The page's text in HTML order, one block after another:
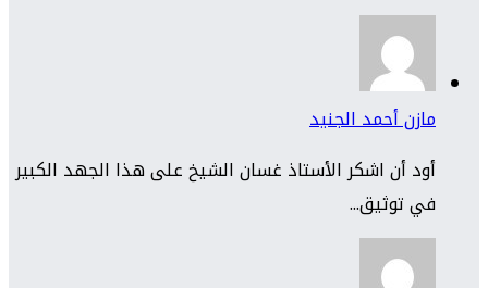
مازن أحمد الجنيد
أود أن اشكر الأستاذ غسان الشيخ على هذا الجهد الكبير
في توثيق...